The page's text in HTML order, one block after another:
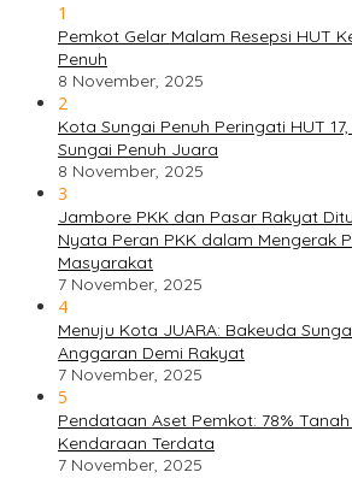
1
Pemkot Gelar Malam Resepsi HUT
Penuh
8 November, 2025
2
Kota Sungai Penuh Peringati HUT
Sungai Penuh Juara
8 November, 2025
3
Jambore PKK dan Pasar Rakyat
Nyata Peran PKK dalam Mengerak
Masyarakat
7 November, 2025
4
Menuju Kota JUARA: Bakeuda
Anggaran Demi Rakyat
7 November, 2025
5
Pendataan Aset Pemkot: 78%
Kendaraan Terdata
7 November, 2025